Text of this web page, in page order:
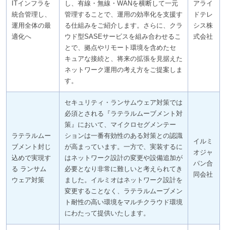
ITインフラを
統合管理し、
運用全体の最
適化へ
し、有線・無線・WANを横断して一元
管理することで、運用の効率化を支援す
る仕組みをご紹介します。さらに、クラ
ウド型SASEサービスを組み合わせるこ
とで、拠点やリモート環境を含めたセ
キュアな接続と、将来の拡張を見据えた
ネットワーク運用の考え方をご提案しま
す。
アライ
ドテレ
シス株
式会社
ラテラルムー
ブメント封じ
込めで実現す
る ランサム
ウェア対策
セキュリティ・ランサムウェア対策では
必須とされる『ラテラルムーブメント対
策』において、マイクロセグメンテー
ションは一番有効性のある対策との認識
が高まっています。一方で、実装するに
はネットワーク設計の変更や設備追加が
必要となり非常に難しいと考えられてき
ました。イルミオはネットワーク設計を
変更することなく、ラテラルムーブメン
ト耐性の高い環境をマルチクラウド環境
にわたって提供いたします。
イルミ
オジャ
パン合
同会社